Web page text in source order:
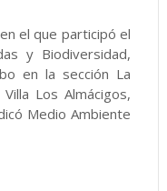
el que participó el
y Biodiversidad,
en la sección La
Los Almácigos,
Medio Ambiente